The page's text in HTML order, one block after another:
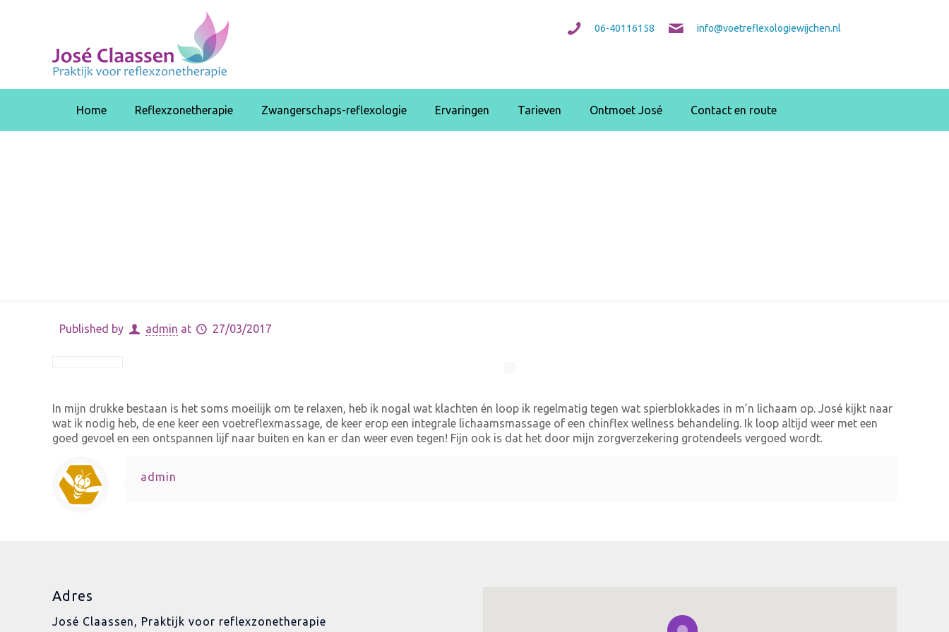
Home Reflexzonetherapie Zwangerschaps-reflexologie Ervaringen Tarieven Ontmoet José Contact en route
06-40116158 info@voetreflexologiewijchen.nl
Published by admin at 27/03/2017
In mijn drukke bestaan is het soms moeilijk om te relaxen, heb ik nogal wat klachten én loop ik regelmatig tegen wat spierblokkades in m’n lichaam op. José kijkt naar
wat ik nodig heb, de ene keer een voetreflexmassage, de keer erop een integrale lichaamsmassage of een chinflex wellness behandeling. Ik loop altijd weer met een
goed gevoel en een ontspannen lijf naar buiten en kan er dan weer even tegen! Fijn ook is dat het door mijn zorgverzekering grotendeels vergoed wordt.
admin
Adres
José Claassen, Praktijk voor reflexzonetherapie